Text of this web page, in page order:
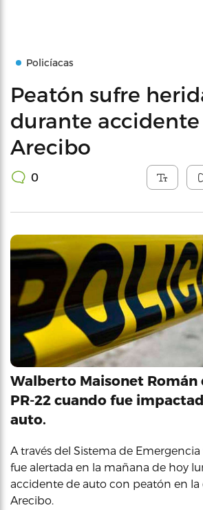
Policíacas
Peatón sufre
durante accidente
Arecibo
0
Walberto Maisonet Román
PR-22 cuando fue
auto.
A través del Sistema de Emergencia
fue alertada en la mañana de hoy
accidente de auto con peatón en la
Arecibo.